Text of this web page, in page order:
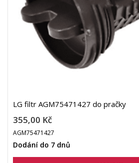
LG filtr AGM75471427 do pračky
355,00 Kč
AGM75471427
Dodání do 7 dnů